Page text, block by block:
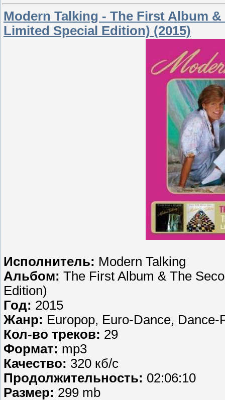
Modern Talking - The First Album
Limited Special Edition) (2015)
Исполнитель: Modern Talking
Альбом: The First Album & The
Edition)
Год: 2015
Жанр: Europop, Euro-Dance, Dance-
Кол-во треков: 29
Формат: mp3
Качество: 320 кб/с
Продолжительность: 02:06:10
Размер: 299 mb